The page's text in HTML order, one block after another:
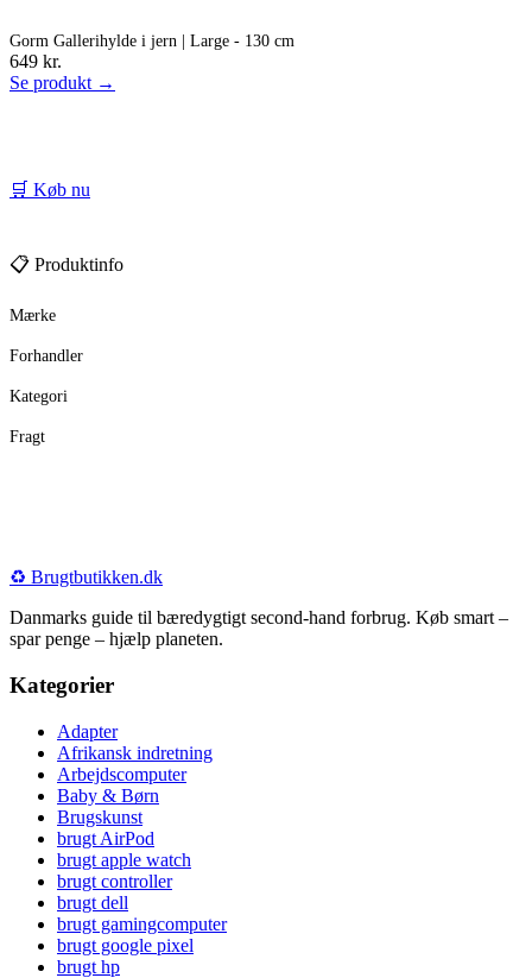
Gorm Gallerihylde i jern | Large - 130 cm
649 kr.
Se produkt →
🛒 Køb nu
📋 Produktinfo
Mærke
Forhandler
Kategori
Fragt
♻️ Brugtbutikken.dk
Danmarks guide til bæredygtigt second-hand forbrug. Køb smart –
spar penge – hjælp planeten.
Kategorier
Adapter
Afrikansk indretning
Arbejdscomputer
Baby & Børn
Brugskunst
brugt AirPod
brugt apple watch
brugt controller
brugt dell
brugt gamingcomputer
brugt google pixel
brugt hp